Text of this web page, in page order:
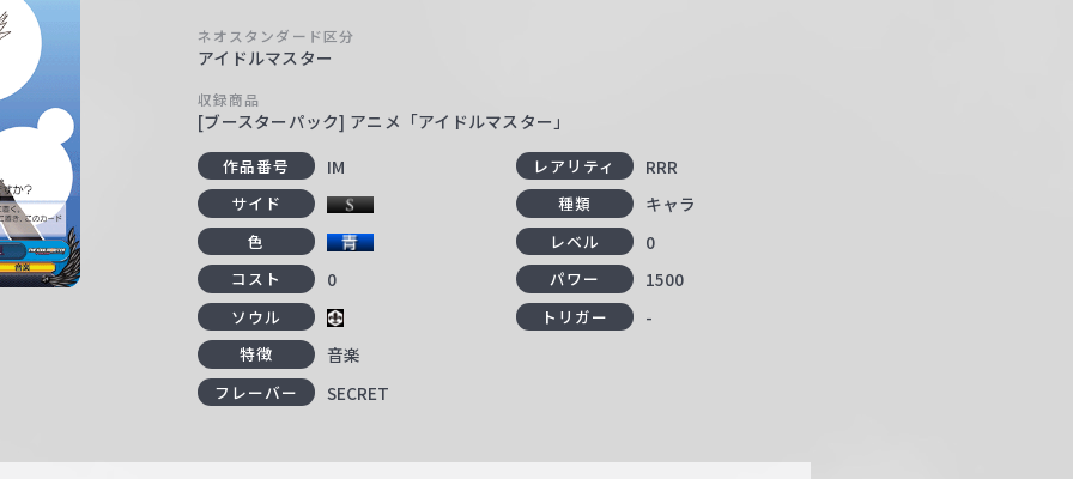
ネオスタンダード区分
アイドルマスター
収録商品
[ブースターパック] アニメ「アイドルマスター」
作品番号 IM レアリティ RRR
サイド 種類 キャラ
色 レベル 0
コスト 0 パワー 1500
ソウル トリガー -
特徴 音楽
フレーバー SECRET